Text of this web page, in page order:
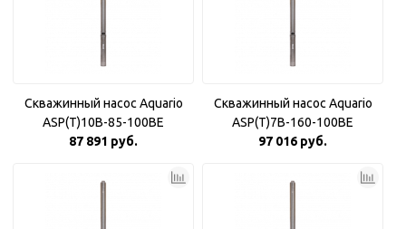
Скважинный насос Aquario
ASP(T)10B-85-100BE
87 891 руб.
Скважинный насос Aquario
ASP(T)7B-160-100BE
97 016 руб.